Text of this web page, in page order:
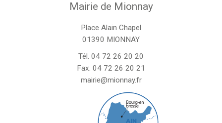
Mairie de Mionnay
Place Alain Chapel
01390 MIONNAY
Tél. 04 72 26 20 20
Fax. 04 72 26 20 21
mairie@mionnay.fr